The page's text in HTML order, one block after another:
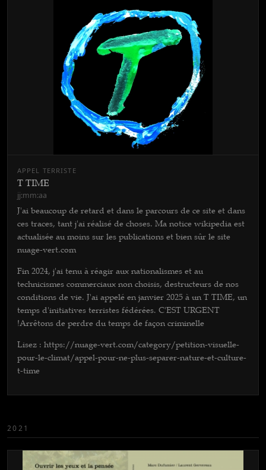
APPEL TERRISTE
T TIME
jj:mm:aa
J'ai beaucoup de retard et dans le parcours de ce site et dans
ces traces, tant j'ai réalisé de choses. Ma notice wikipedia est
actualisée au moins sur les publications et bien sûr le site
nuage-vert.com
Fin 2024, j'ai tenu à réagir aux nationalismes et au
technicismes commerciaux non choisis, destructeurs de nos
conditions de vie. J'ai appelé en janvier 2025 à un T TIME, un
temps d'initiatives terristes fédérées. C'EST URGENT
!Arrêtons de perdre du temps de façon criminelle
Lisez : https://nuage-vert.com/category/petition-visuelle-
pour-le-climat/appel-pour-ne-plus-separer-nature-et-culture-
t-time
2021